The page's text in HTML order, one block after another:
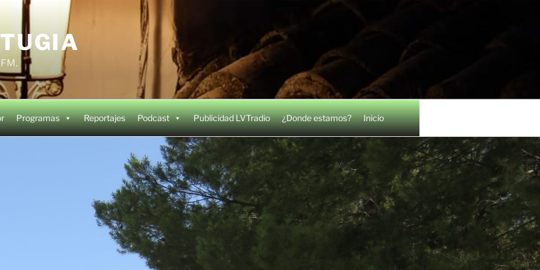
Programas Reportajes Podcast Publicidad LVTradio ¿Donde estamos? Inicio